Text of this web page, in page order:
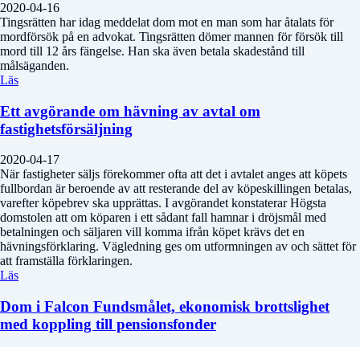
2020-04-16
Tingsrätten har idag meddelat dom mot en man som har åtalats för
mordförsök på en advokat. Tingsrätten dömer mannen för försök till
mord till 12 års fängelse. Han ska även betala skadestånd till
målsäganden.
Läs
Ett avgörande om hävning av avtal om
fastighetsförsäljning
2020-04-17
När fastigheter säljs förekommer ofta att det i avtalet anges att köpets
fullbordan är beroende av att resterande del av köpeskillingen betalas,
varefter köpebrev ska upprättas. I avgörandet konstaterar Högsta
domstolen att om köparen i ett sådant fall hamnar i dröjsmål med
betalningen och säljaren vill komma ifrån köpet krävs det en
hävningsförklaring. Vägledning ges om utformningen av och sättet för
att framställa förklaringen.
Läs
Dom i Falcon Fundsmålet, ekonomisk brottslighet
med koppling till pensionsfonder